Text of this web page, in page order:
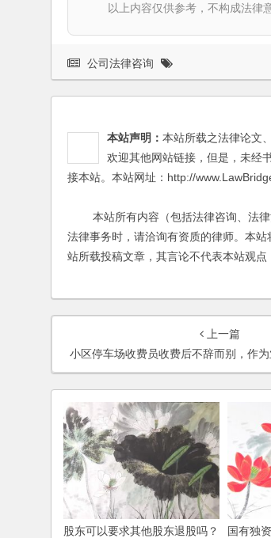
以上内容仅供参考，不构成法律
公司法律咨询
本站声明： 本站所载之法律论文
欢迎其他网站链接，但是，未经
接本站。本站网址：http://
本站所有内容（包括法律咨询、法律
法律事务时，请洽询有资质的律师。本
站所载投稿文章，其言论不代表本站观点
上一篇
小区停车场收费员收费后不辞而别，作
股东可以要求其他股东退股吗？
国有独